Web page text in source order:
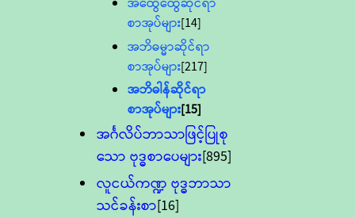
စာအုပ်များ[14]
အဘိဓမ္မာဆိုင်ရာ
စာအုပ်များ[217]
အဘိဓါန်ဆိုင်ရာ
စာအုပ်များ[15]
အင်္ဂလိပ်ဘာသာဖြင့်ပြုစု
သော ဗုဒ္ဓစာပေများ[895]
လူငယ်ကဏ္ဍ ဗုဒ္ဓဘာသာ
သင်ခန်းစာ[16]